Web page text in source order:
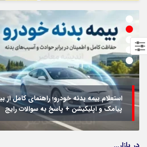
استعلام بیمه بدنه خودرو؛ راهنمای کامل از
پیامک و اپلیکیشن + پاسخ به سوالات رایج